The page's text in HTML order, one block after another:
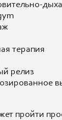
терапия
релиз
пройти